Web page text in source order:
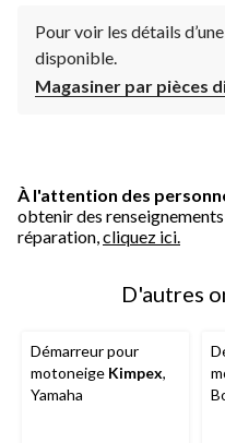
Pour voir les détails
disponible.
Magasiner par pièces
À l'attention des
obtenir des
réparation, cliquez ici.
D'autres
Démarreur pour
motoneige Kimpex,
Yamaha